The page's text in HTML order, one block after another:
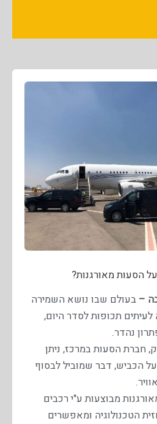
הסעות מאורגנות?
– בעולם שבו נושא השמירה
תכופות לסדר היום,
נהדר.
חברת הסעות במרכז, ניתן
הכביש, דבר שמוביל לבסוף
מבוצעות ע"י רכבים
הטכנולוגיה ומאפשרים